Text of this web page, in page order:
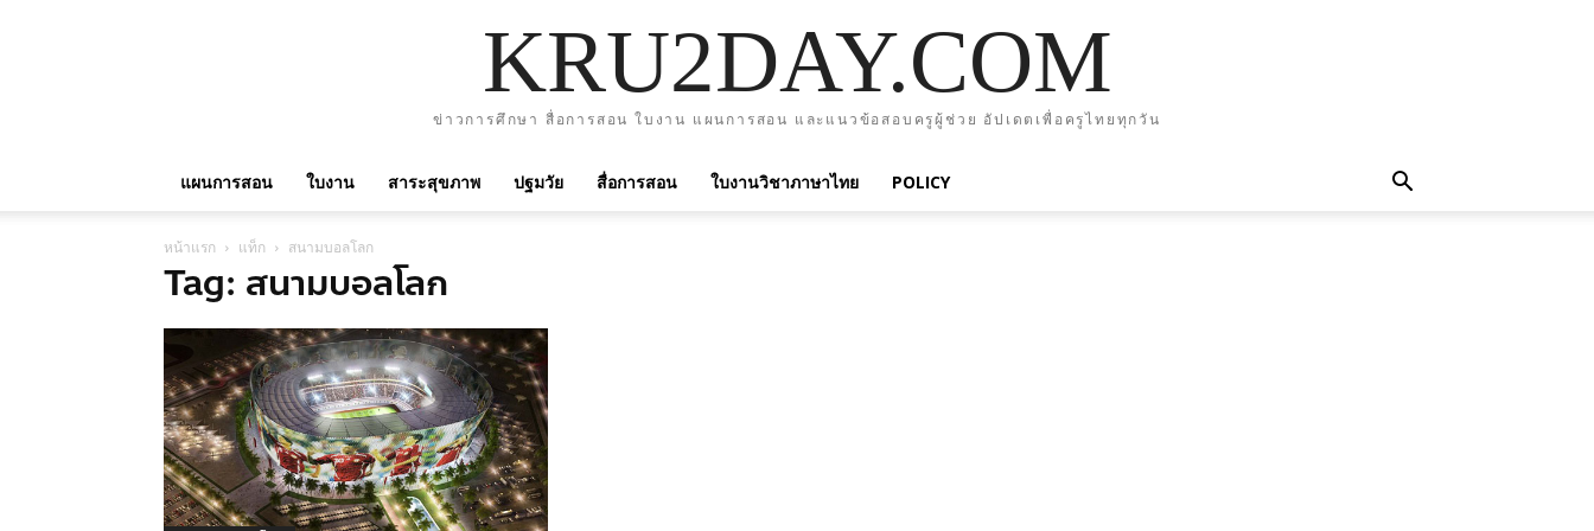
KRU2DAY.COM
ข่าวการศึกษา สื่อการสอน ใบงาน แผนการสอน และแนวข้อสอบครูผู้ช่วย อัปเดตเพื่อครูไทยทุกวัน
แผนการสอน ใบงาน สาระสุขภาพ ปฐมวัย สื่อการสอน ใบงานวิชาภาษาไทย POLICY
หน้าแรก แท็ก สนามบอลโลก
Tag: สนามบอลโลก